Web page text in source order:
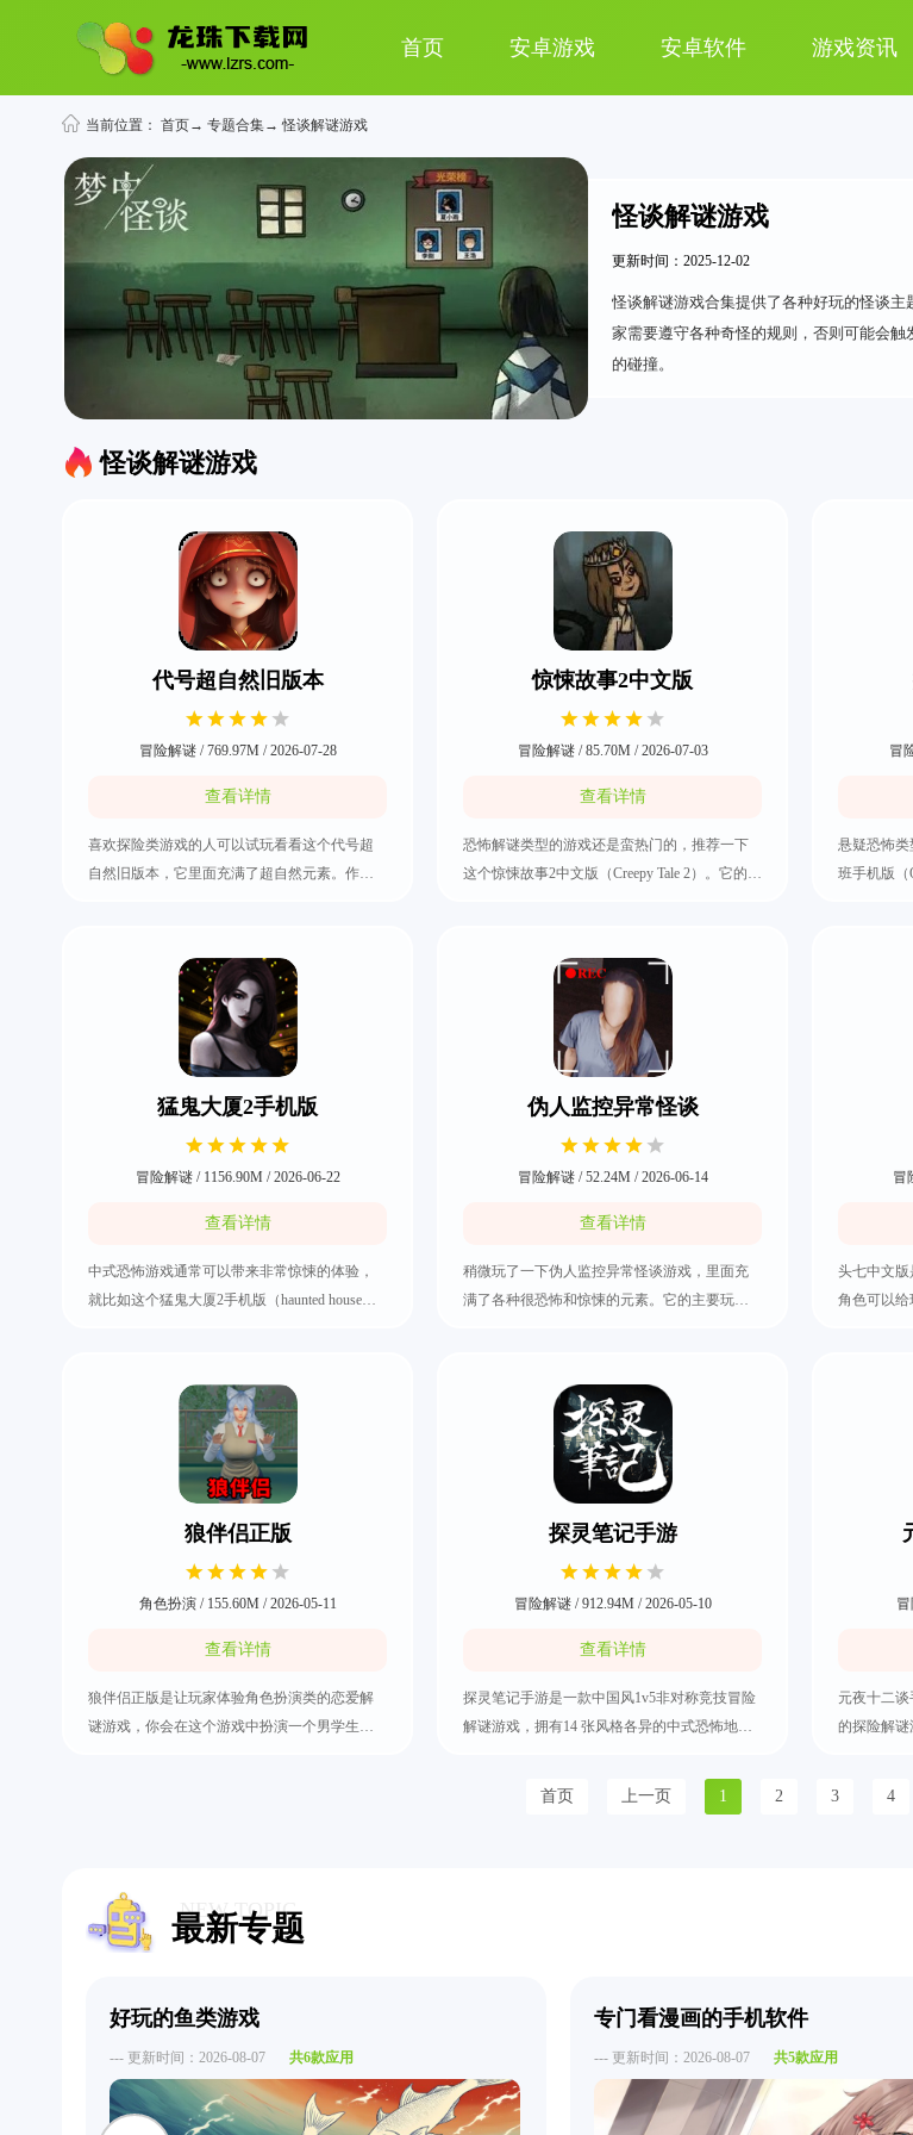
首页 安卓游戏 安卓软件 游戏资讯
当前位置： 首页→ 专题合集→ 怪谈解谜游戏
怪谈解谜游戏
更新时间：2025-12-02
怪谈解谜游戏合集提供了各种好玩的怪谈
家需要遵守各种奇怪的规则，否则可能会
的碰撞‌。
怪谈解谜游戏
代号超自然旧版本
冒险解谜 / 769.97M / 2026-07-28
查看详情
喜欢探险类游戏的人可以试玩看看这个代号超
自然旧版本，它里面充满了超自然元素。作为
将会遭遇到各种神秘现象。整体的画面风格都
是充满了诡异、悬疑和未知，绝对是解谜爱好
者的必玩手游，快来把代号超自然旧版本下载
惊悚故事2中文版
冒险解谜 / 85.70M / 2026-07-03
查看详情
恐怖解谜类型的游戏还是蛮热门的，推荐一下
这个惊悚故事2中文版（Creepy Tale 2）。它的整
要我们去探索和解开的。期间有一部分的物品
是可以去互动的，用自己收集到的线索去寻找
能够逃生的方式，而且全程都是使用的第一人
称视角，快把惊悚故事2中文版下载好吧。
冒
悬疑恐怖
班手机版（
的任务中
的所有决
情是特别
猛鬼大厦2手机版
冒险解谜 / 1156.90M / 2026-06-22
查看详情
中式恐怖游戏通常可以带来非常惊悚的体验，
就比如这个猛鬼大厦2手机版（haunted house
始在废弃建筑里就要寻找出所有有用的线索。
期间要破解各种危险的机关，还有跟NPC进行
对话，所以有兴趣的玩家就快来把猛鬼大厦2手
机版下载好吧。
伪人监控异常怪谈
冒险解谜 / 52.24M / 2026-06-14
查看详情
稍微玩了一下伪人监控异常怪谈游戏，里面充
满了各种很恐怖和惊悚的元素。它的主要玩法
不同的场景是有藏着一些有用的道具。有兴趣
的话就来体验一下，毕竟这个游戏是真的可以
给人一种很心理恐怖的感觉，所以把伪人监控
异常怪谈下载好吧。
冒
头七中文版
角色可以
的画面和
突然被贴
触发结局
狼伴侣正版
角色扮演 / 155.60M / 2026-05-11
查看详情
狼伴侣正版是让玩家体验角色扮演类的恋爱解
谜游戏，你会在这个游戏中扮演一个男学生，
锁。
探灵笔记手游
冒险解谜 / 912.94M / 2026-05-10
查看详情
探灵笔记手游是一款中国风1v5非对称竞技冒险
解谜游戏，拥有14 张风格各异的中式恐怖地
浸式体验中式惊悚的游戏体验。游戏将为怨灵
与灵探两大阵营，玩家可以选择成为怨灵凭借
元夜十二
的探险解
首页 上一页 1 2 3 4
NEW TOPIC
最新专题
好玩的鱼类游戏
--- 更新时间：2026-08-07 共6款应用
专门看漫画的手机软件
--- 更新时间：2026-08-07 共5款应用